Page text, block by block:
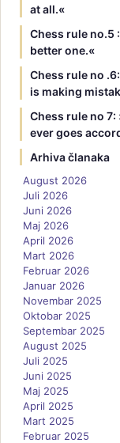
at all.«
Chess rule no.5
better one.«
Chess rule no
is making
Chess rule no
ever goes
Arhiva članaka
August 2026
Juli 2026
Juni 2026
Maj 2026
April 2026
Mart 2026
Februar 2026
Januar 2026
Novembar 2025
Oktobar 2025
Septembar 2025
August 2025
Juli 2025
Juni 2025
Maj 2025
April 2025
Mart 2025
Februar 2025